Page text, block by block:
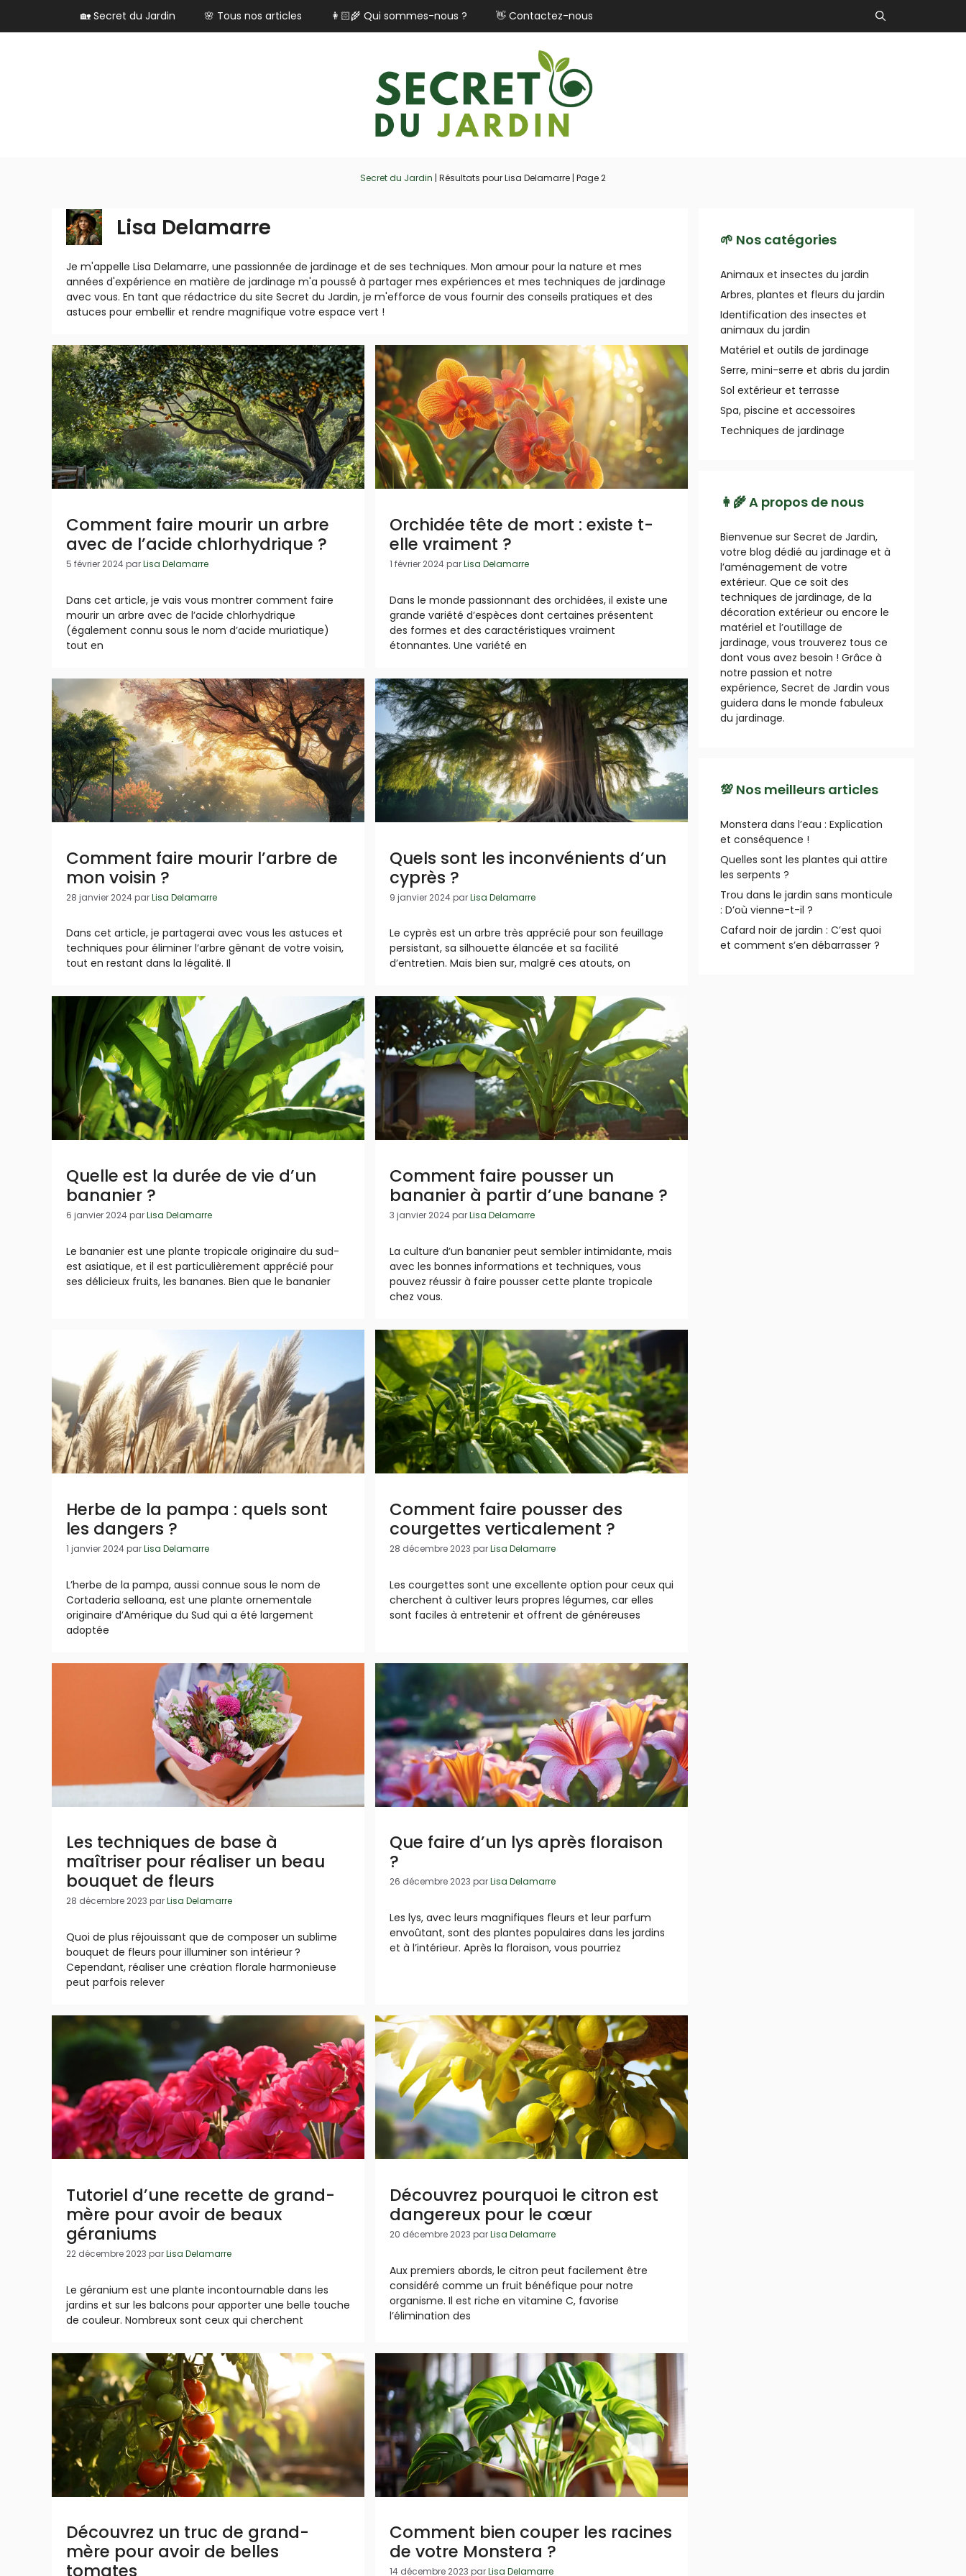
contenu
🏡 Secret du Jardin 🌸 Tous nos articles 👩🏻‍🌾 Qui sommes-nous ? 👋 Contactez-nous
Secret du Jardin | Résultats pour Lisa Delamarre | Page 2
Lisa Delamarre
Je m'appelle Lisa Delamarre, une passionnée de jardinage et de ses techniques. Mon amour pour la nature et mes
années d'expérience en matière de jardinage m'a poussé à partager mes expériences et mes techniques de jardinage
avec vous. En tant que rédactrice du site Secret du Jardin, je m'efforce de vous fournir des conseils pratiques et des
astuces pour embellir et rendre magnifique votre espace vert !
Comment faire mourir un arbre
avec de l’acide chlorhydrique ?
5 février 2024parLisa Delamarre
Dans cet article, je vais vous montrer comment faire
mourir un arbre avec de l’acide chlorhydrique
(également connu sous le nom d’acide muriatique)
tout en
Orchidée tête de mort : existe t-
elle vraiment ?
1 février 2024parLisa Delamarre
Dans le monde passionnant des orchidées, il existe une
grande variété d’espèces dont certaines présentent
des formes et des caractéristiques vraiment
étonnantes. Une variété en
Comment faire mourir l’arbre de
mon voisin ?
28 janvier 2024parLisa Delamarre
Dans cet article, je partagerai avec vous les astuces et
techniques pour éliminer l’arbre gênant de votre voisin,
tout en restant dans la légalité. Il
Quels sont les inconvénients d’un
cyprès ?
9 janvier 2024parLisa Delamarre
Le cyprès est un arbre très apprécié pour son feuillage
persistant, sa silhouette élancée et sa facilité
d’entretien. Mais bien sur, malgré ces atouts, on
Quelle est la durée de vie d’un
bananier ?
6 janvier 2024parLisa Delamarre
Le bananier est une plante tropicale originaire du sud-
est asiatique, et il est particulièrement apprécié pour
ses délicieux fruits, les bananes. Bien que le bananier
Comment faire pousser un
bananier à partir d’une banane ?
3 janvier 2024parLisa Delamarre
La culture d’un bananier peut sembler intimidante, mais
avec les bonnes informations et techniques, vous
pouvez réussir à faire pousser cette plante tropicale
chez vous.
Herbe de la pampa : quels sont
les dangers ?
1 janvier 2024parLisa Delamarre
L’herbe de la pampa, aussi connue sous le nom de
Cortaderia selloana, est une plante ornementale
originaire d’Amérique du Sud qui a été largement
adoptée
Comment faire pousser des
courgettes verticalement ?
28 décembre 2023 parLisa Delamarre
Les courgettes sont une excellente option pour ceux qui
cherchent à cultiver leurs propres légumes, car elles
sont faciles à entretenir et offrent de généreuses
Les techniques de base à
maîtriser pour réaliser un beau
bouquet de fleurs
28 décembre 2023 parLisa Delamarre
Quoi de plus réjouissant que de composer un sublime
bouquet de fleurs pour illuminer son intérieur ?
Cependant, réaliser une création florale harmonieuse
peut parfois relever
Que faire d’un lys après floraison
?
26 décembre 2023 parLisa Delamarre
Les lys, avec leurs magnifiques fleurs et leur parfum
envoûtant, sont des plantes populaires dans les jardins
et à l’intérieur. Après la floraison, vous pourriez
Tutoriel d’une recette de grand-
mère pour avoir de beaux
géraniums
22 décembre 2023 parLisa Delamarre
Le géranium est une plante incontournable dans les
jardins et sur les balcons pour apporter une belle touche
de couleur. Nombreux sont ceux qui cherchent
Découvrez pourquoi le citron est
dangereux pour le cœur
20 décembre 2023 parLisa Delamarre
Aux premiers abords, le citron peut facilement être
considéré comme un fruit bénéfique pour notre
organisme. Il est riche en vitamine C, favorise
l’élimination des
Découvrez un truc de grand-
mère pour avoir de belles
tomates
Comment bien couper les racines
de votre Monstera ?
14 décembre 2023 parLisa Delamarre
🌱 Nos catégories
Animaux et insectes du jardin
Arbres, plantes et fleurs du jardin
Identification des insectes et
animaux du jardin
Matériel et outils de jardinage
Serre, mini-serre et abris du jardin
Sol extérieur et terrasse
Spa, piscine et accessoires
Techniques de jardinage
👩‍🌾 A propos de nous
Bienvenue sur Secret de Jardin,
votre blog dédié au jardinage et à
l’aménagement de votre
extérieur. Que ce soit des
techniques de jardinage, de la
décoration extérieur ou encore le
matériel et l’outillage de
jardinage, vous trouverez tous ce
dont vous avez besoin ! Grâce à
notre passion et notre
expérience, Secret de Jardin vous
guidera dans le monde fabuleux
du jardinage.
💯 Nos meilleurs articles
Monstera dans l’eau : Explication
et conséquence !
Quelles sont les plantes qui attire
les serpents ?
Trou dans le jardin sans monticule
: D’où vienne-t-il ?
Cafard noir de jardin : C’est quoi
et comment s’en débarrasser ?